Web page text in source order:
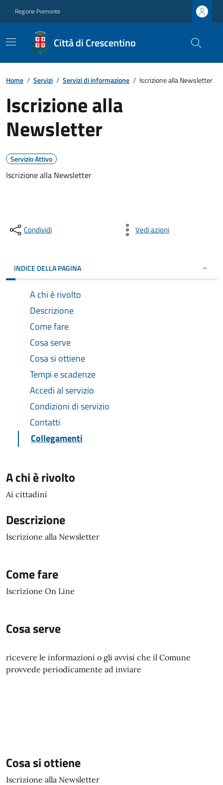
Regione Piemonte
Città di Crescentino
Home / Servizi / Servizi di informazione / Iscrizione alla Newsletter
Iscrizione alla
Newsletter
Servizio Attivo
Iscrizione alla Newsletter
Condividi Vedi azioni
INDICE DELLA PAGINA
A chi è rivolto
Descrizione
Come fare
Cosa serve
Cosa si ottiene
Tempi e scadenze
Accedi al servizio
Condizioni di servizio
Contatti
Collegamenti
A chi è rivolto
Ai cittadini
Descrizione
Iscrizione alla Newsletter
Come fare
Iscrizione On Line
Cosa serve
ricevere le informazioni o gli avvisi che il Comune
provvede periodicamente ad inviare
Cosa si ottiene
Iscrizione alla Newsletter